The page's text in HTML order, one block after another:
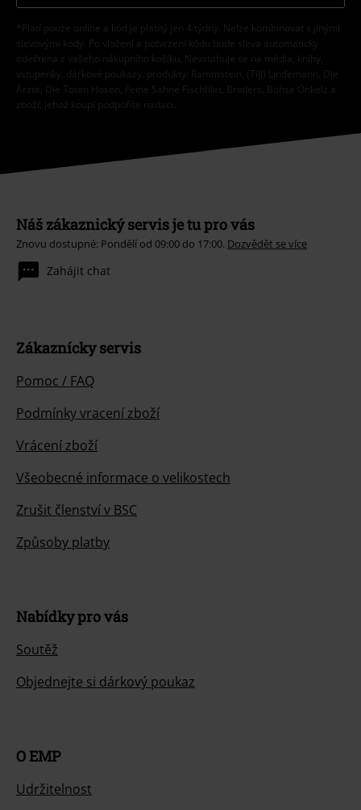
*Platí pouze online a kód je platný jen 4 týdny. Nelze kombinovat s jinými
slevovými kódy. Po vložení a potvrzení kódu bude sleva automaticky
odečtena z vašeho nákupního košíku. Nevztahuje se na média, knihy,
vstupenky, dárkové poukazy, produkty: Rammstein, (Till) Lindemann, Die
Ärzte, Die Toten Hosen, Feine Sahne Fischfilet, Broilers, Böhse Onkelz a
zboží, jehož koupí podpoříte nadaci.
Náš zákaznický servis je tu pro vás
Znovu dostupné: Pondělí od 09:00 do 17:00. Dozvědět se více
Zahájit chat
Zákaznícky servis
Pomoc / FAQ
Podmínky vracení zboží
Vrácení zboží
Všeobecné informace o velikostech
Zrušit členství v BSC
Způsoby platby
Nabídky pro vás
Soutěž
Objednejte si dárkový poukaz
O EMP
Udržitelnost